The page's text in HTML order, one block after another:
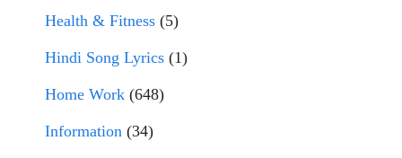
Health & Fitness (5)
Hindi Song Lyrics (1)
Home Work (648)
Information (34)